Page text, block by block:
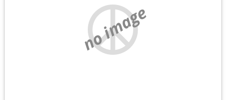
no image